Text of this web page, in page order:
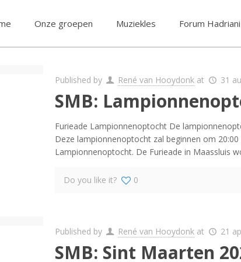
Onze groepen Muziekles Forum Hadriani
Published by René van Hooydonk at 31
SMB:
Furieade Lampionnenoptocht De
Deze lampionnenoptocht zal beginnen om
Lampionnenoptocht. De Furieade in Maassluis
Do you like it? 0
Published by René van Hooydonk at 21
SMB: Sint Maarten